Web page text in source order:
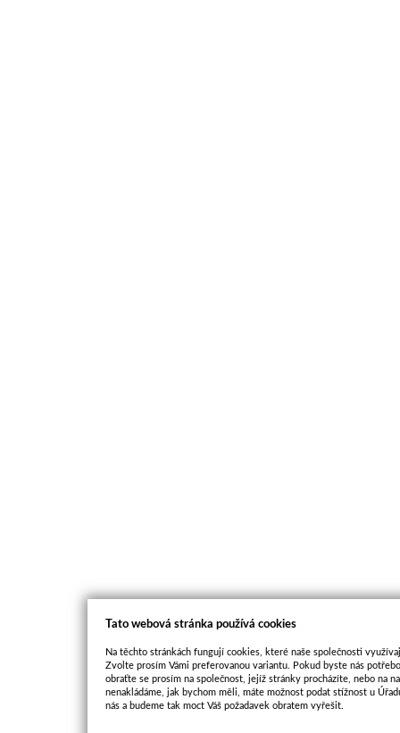
Tato webová stránka používá cookies
Na těchto stránkách fungují cookies, které naše společnosti
Zvolte prosím Vámi preferovanou variantu. Pokud byste nás
obraťte se prosím na společnost, jejíž stránky procházíte, nebo na
nenakládáme, jak bychom měli, máte možnost podat stížnost u
nás a budeme tak moct Váš požadavek obratem vyřešit.